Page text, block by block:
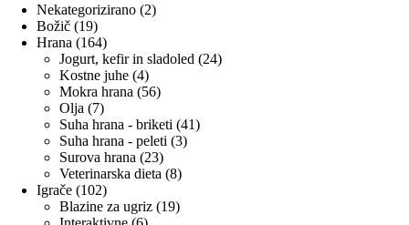
Nekategorizirano 22
Božič 1919
izdelkov
Hrana 164164
izdelkov
Jogurt, kefir in sladoled 2424
Kostne juhe 44
izdelki
Mokra hrana 5656
Olja 77
izdelkov
Suha hrana - briketi 4141
Suha hrana - peleti 33
Surova hrana 2323
izdelkov
Veterinarska dieta 88
Igrače 102102
izdelka
Blazine za ugriz 1919
6